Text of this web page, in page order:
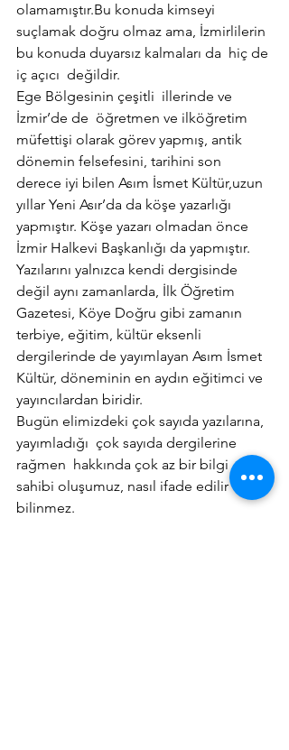
olamamıştır.Bu konuda kimseyi
suçlamak doğru olmaz ama, İzmirlilerin
bu konuda duyarsız kalmaları da  hiç de
iç açıcı  değildir.
Ege Bölgesinin çeşitli  illerinde ve
İzmir’de de  öğretmen ve ilköğretim
müfettişi olarak görev yapmış, antik
dönemin felsefesini, tarihini son
derece iyi bilen Asım İsmet Kültür,uzun
yıllar Yeni Asır’da da köşe yazarlığı
yapmıştır. Köşe yazarı olmadan önce
İzmir Halkevi Başkanlığı da yapmıştır.
Yazılarını yalnızca kendi dergisinde
değil aynı zamanlarda, İlk Öğretim
Gazetesi, Köye Doğru gibi zamanın
terbiye, eğitim, kültür eksenli
dergilerinde de yayımlayan Asım İsmet
Kültür, döneminin en aydın eğitimci ve
yayıncılardan biridir.
Bugün elimizdeki çok sayıda yazılarına,
yayımladığı  çok sayıda dergilerine
rağmen  hakkında çok az bir bilgi
sahibi oluşumuz, nasıl ifade edilir
bilinmez.